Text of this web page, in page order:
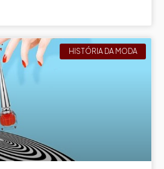
HISTÓRIA DA MODA